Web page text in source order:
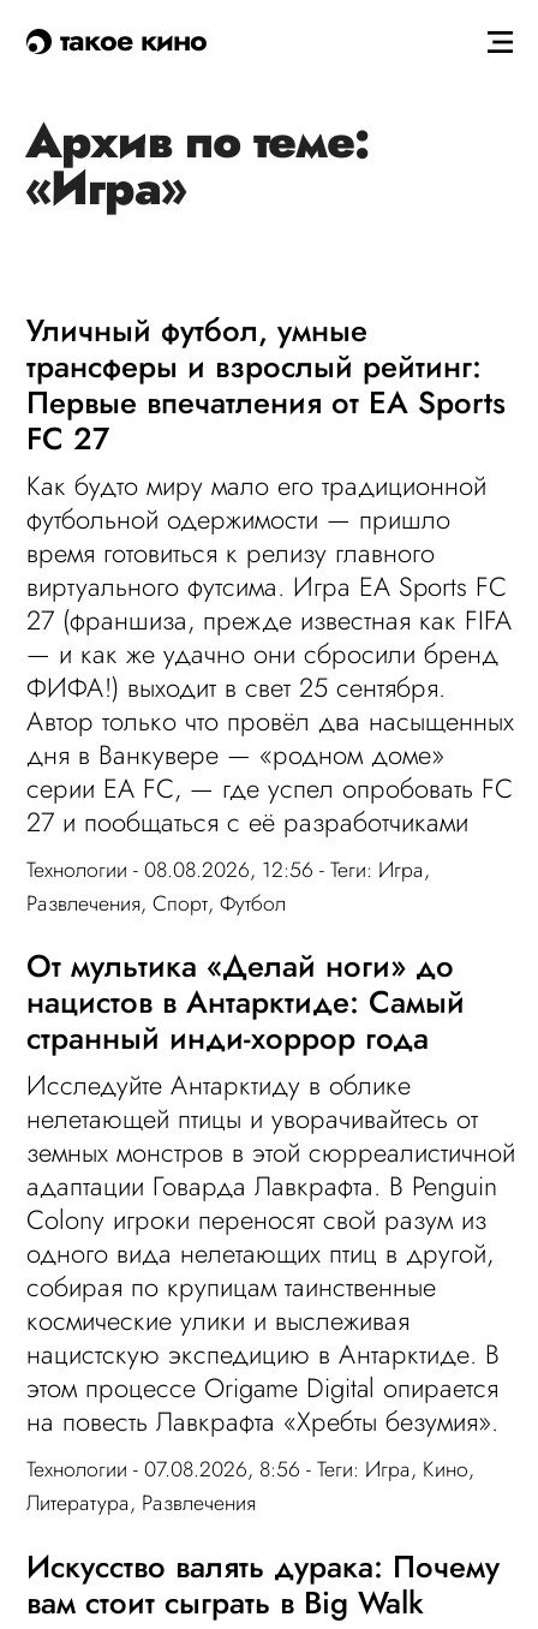
такое кино
Архив по теме:
«Игра»
Уличный футбол, умные
трансферы и взрослый рейтинг:
Первые впечатления от EA Sports
FC 27
Как будто миру мало его традиционной
футбольной одержимости — пришло
время готовиться к релизу главного
виртуального футсима. Игра EA Sports FC
27 (франшиза, прежде известная как FIFA
— и как же удачно они сбросили бренд
ФИФА!) выходит в свет 25 сентября.
Автор только что провёл два насыщенных
дня в Ванкувере — «родном доме»
серии EA FC, — где успел опробовать FC
27 и пообщаться с её разработчиками
Технологии - 08.08.2026, 12:56 - Теги: Игра,
Развлечения,Спорт,Футбол
От мультика «Делай ноги» до
нацистов в Антарктиде: Самый
странный инди-хоррор года
Исследуйте Антарктиду в облике
нелетающей птицы и уворачивайтесь от
земных монстров в этой сюрреалистичной
адаптации Говарда Лавкрафта. В Penguin
Colony игроки переносят свой разум из
одного вида нелетающих птиц в другой,
собирая по крупицам таинственные
космические улики и выслеживая
нацистскую экспедицию в Антарктиде. В
этом процессе Origame Digital опирается
на повесть Лавкрафта «Хребты безумия».
Технологии - 07.08.2026, 8:56 - Теги: Игра, Кино,
Литература, Развлечения
Искусство валять дурака: Почему
вам стоит сыграть в Big Walk